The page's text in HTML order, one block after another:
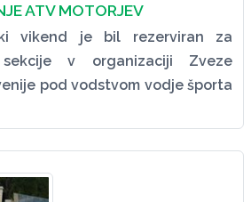
ATV MOTORJEV
vikend je bil rezerviran za
v organizaciji Zveze
pod vodstvom vodje športa